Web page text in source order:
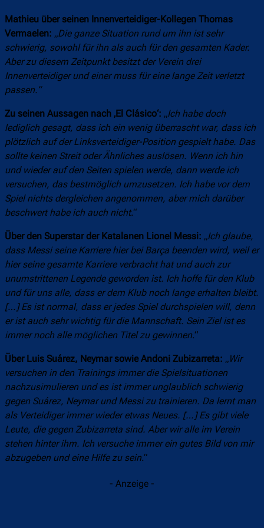
Mathieu über seinen Innenverteidiger-Kollegen Thomas
Vermaelen: „Die ganze Situation rund um ihn ist sehr
schwierig, sowohl für ihn als auch für den gesamten Kader.
Aber zu diesem Zeitpunkt besitzt der Verein drei
Innenverteidiger und einer muss für eine lange Zeit verletzt
passen.“
Zu seinen Aussagen nach ‚El Clásico‘: „Ich habe doch
lediglich gesagt, dass ich ein wenig überrascht war, dass ich
plötzlich auf der Linksverteidiger-Position gespielt habe. Das
sollte keinen Streit oder Ähnliches auslösen. Wenn ich hin
und wieder auf den Seiten spielen werde, dann werde ich
versuchen, das bestmöglich umzusetzen. Ich habe vor dem
Spiel nichts dergleichen angenommen, aber mich darüber
beschwert habe ich auch nicht.“
Über den Superstar der Katalanen Lionel Messi: „Ich glaube,
dass Messi seine Karriere hier bei Barça beenden wird, weil er
hier seine gesamte Karriere verbracht hat und auch zur
unumstrittenen Legende geworden ist. Ich hoffe für den Klub
und für uns alle, dass er dem Klub noch lange erhalten bleibt.
[…] Es ist normal, dass er jedes Spiel durchspielen will, denn
er ist auch sehr wichtig für die Mannschaft. Sein Ziel ist es
immer noch alle möglichen Titel zu gewinnen.“
Über Luis Suárez, Neymar sowie Andoni Zubizarreta: „Wir
versuchen in den Trainings immer die Spielsituationen
nachzusimulieren und es ist immer unglaublich schwierig
gegen Suárez, Neymar und Messi zu trainieren. Da lernt man
als Verteidiger immer wieder etwas Neues. […] Es gibt viele
Leute, die gegen Zubizarreta sind. Aber wir alle im Verein
stehen hinter ihm. Ich versuche immer ein gutes Bild von mir
abzugeben und eine Hilfe zu sein.“
- Anzeige -